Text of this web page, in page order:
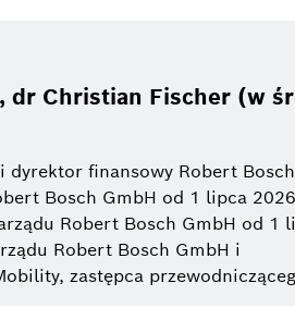
vehicles
dr Christian Fischer (w
dyrektor finansowy Robert
Bosch GmbH od 1 lipca
Robert Bosch GmbH od 1
Robert Bosch GmbH i
zastępca